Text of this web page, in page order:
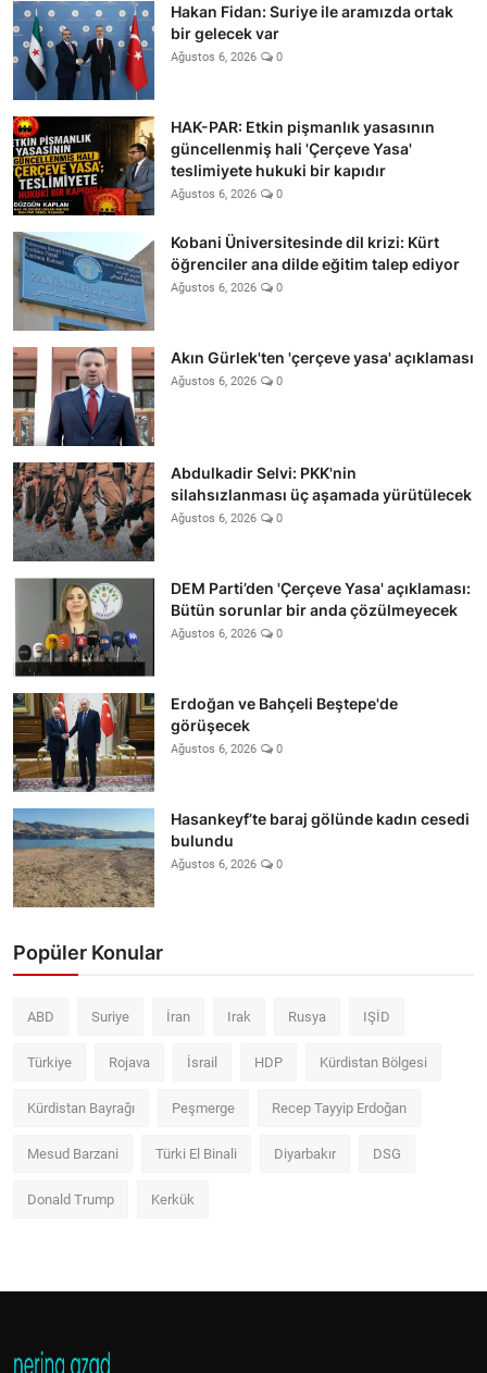
Hakan Fidan: Suriye ile aramızda ortak
bir gelecek var
Ağustos 6, 2026 0
HAK-PAR: Etkin pişmanlık yasasının
güncellenmiş hali 'Çerçeve Yasa'
teslimiyete hukuki bir kapıdır
Ağustos 6, 2026 0
Kobani Üniversitesinde dil krizi: Kürt
öğrenciler ana dilde eğitim talep ediyor
Ağustos 6, 2026 0
Akın Gürlek'ten 'çerçeve yasa' açıklaması
Ağustos 6, 2026 0
Abdulkadir Selvi: PKK'nin
silahsızlanması üç aşamada yürütülecek
Ağustos 6, 2026 0
DEM Parti’den 'Çerçeve Yasa' açıklaması:
Bütün sorunlar bir anda çözülmeyecek
Ağustos 6, 2026 0
Erdoğan ve Bahçeli Beştepe'de
görüşecek
Ağustos 6, 2026 0
Hasankeyf’te baraj gölünde kadın cesedi
bulundu
Ağustos 6, 2026 0
Popüler Konular
ABD Suriye İran Irak Rusya IŞİD
Türkiye Rojava İsrail HDP Kürdistan Bölgesi
Kürdistan Bayrağı Peşmerge Recep Tayyip Erdoğan
Mesud Barzani Türki El Binali Diyarbakır DSG
Donald Trump Kerkük